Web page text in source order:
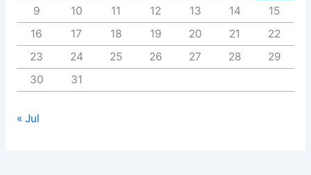
9
10 11 12 13 14
15
16
17 18 19 20 21
22
23
24 25 26 27 28
29
30
31
« Jul